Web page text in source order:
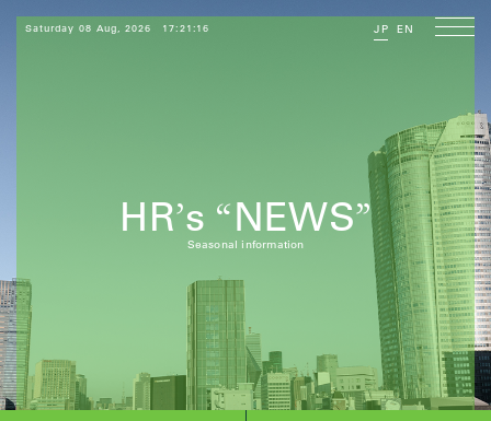
Saturday 08 Aug, 2026 17:21:17 JP EN
HR’s “NEWS”
Seasonal information